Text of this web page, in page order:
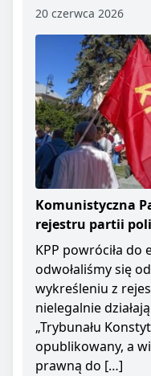
20 czerwca 2026
Komunistyczna
rejestru partii
KPP powróciła
odwołaliśmy się
wykreśleniu z
nielegalnie
„Trybunału
opublikowany, a
prawną do […]